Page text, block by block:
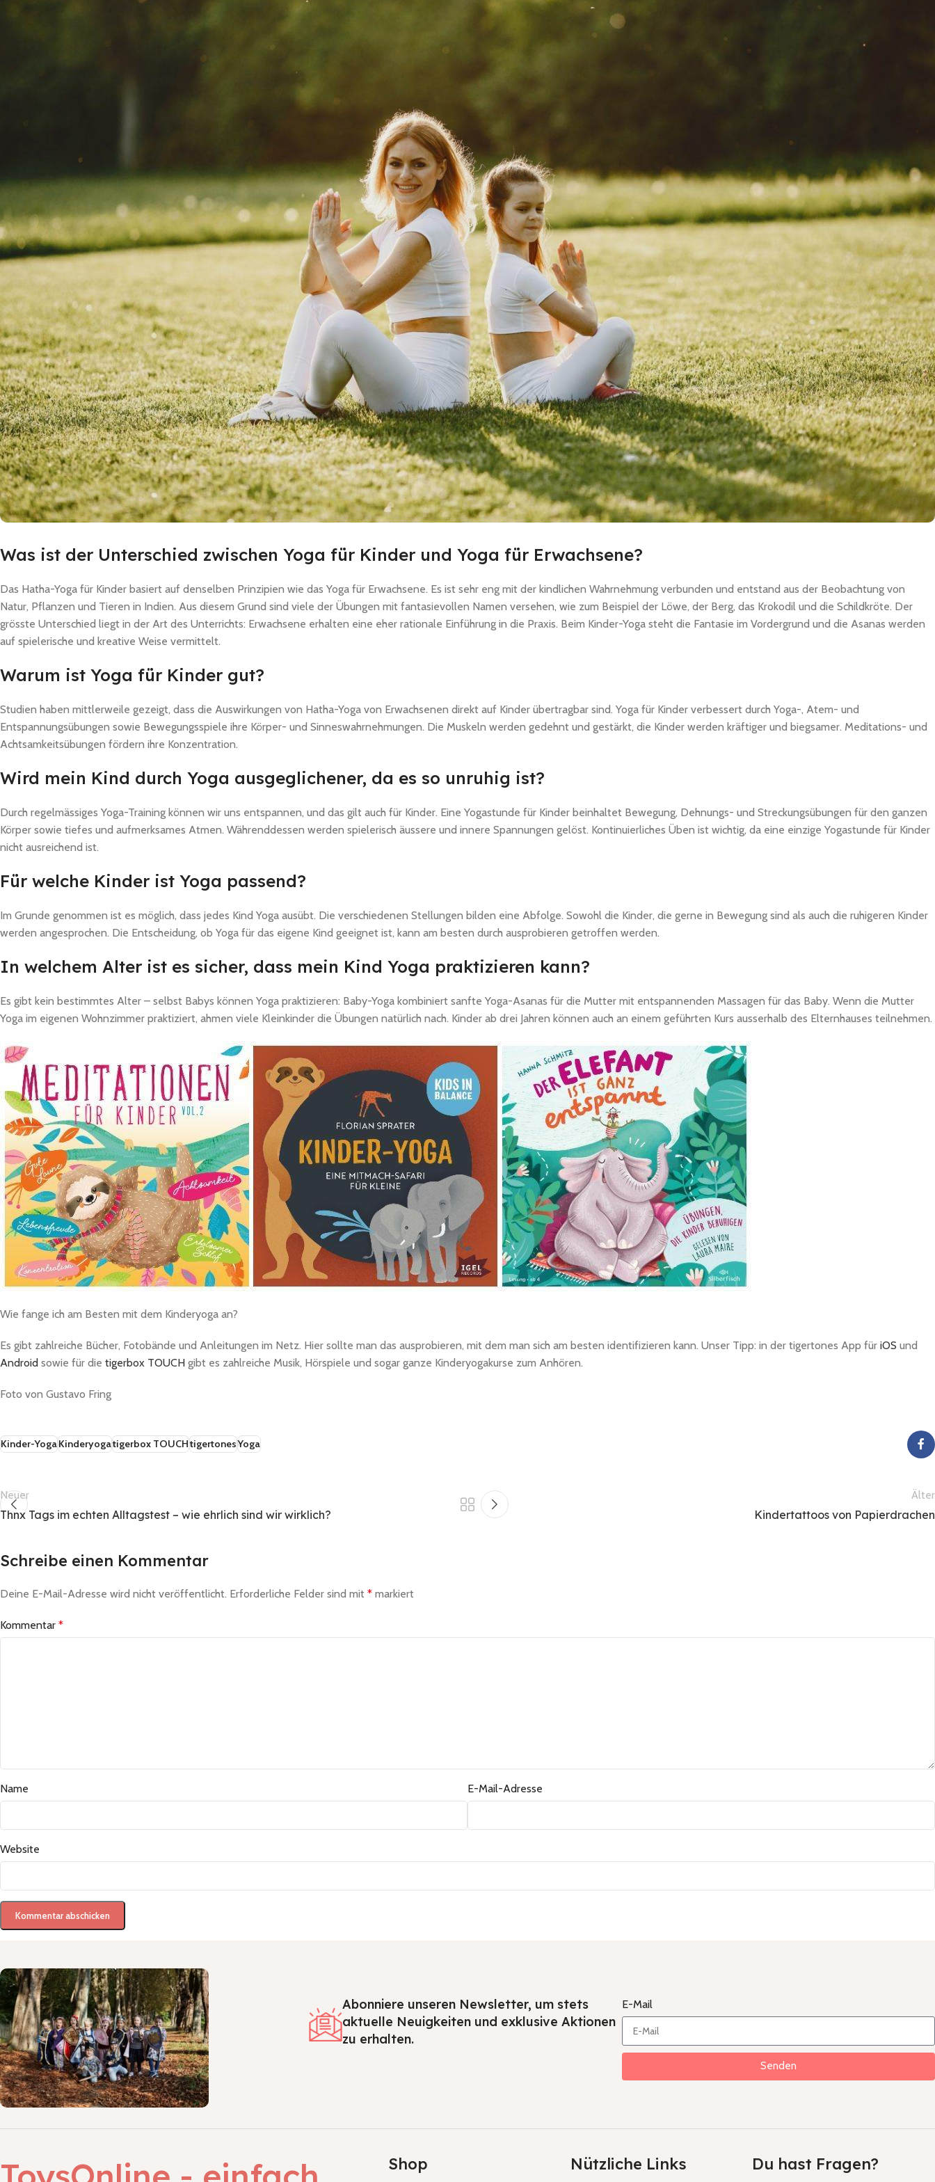
Was ist der Unterschied zwischen Yoga für Kinder und Yoga für Erwachsene?
Das Hatha-Yoga für Kinder basiert auf denselben Prinzipien wie das Yoga für Erwachsene. Es ist sehr eng mit der kindlichen Wahrnehmung verbunden und entstand aus der Beobachtung von
Natur, Pflanzen und Tieren in Indien. Aus diesem Grund sind viele der Übungen mit fantasievollen Namen versehen, wie zum Beispiel der Löwe, der Berg, das Krokodil und die Schildkröte. Der
grösste Unterschied liegt in der Art des Unterrichts: Erwachsene erhalten eine eher rationale Einführung in die Praxis. Beim Kinder-Yoga steht die Fantasie im Vordergrund und die Asanas werden
auf spielerische und kreative Weise vermittelt.
Warum ist Yoga für Kinder gut?
Studien haben mittlerweile gezeigt, dass die Auswirkungen von Hatha-Yoga von Erwachsenen direkt auf Kinder übertragbar sind. Yoga für Kinder verbessert durch Yoga-, Atem- und
Entspannungsübungen sowie Bewegungsspiele ihre Körper- und Sinneswahrnehmungen. Die Muskeln werden gedehnt und gestärkt, die Kinder werden kräftiger und biegsamer. Meditations- und
Achtsamkeitsübungen fördern ihre Konzentration.
Wird mein Kind durch Yoga ausgeglichener, da es so unruhig ist?
Durch regelmässiges Yoga-Training können wir uns entspannen, und das gilt auch für Kinder. Eine Yogastunde für Kinder beinhaltet Bewegung, Dehnungs- und Streckungsübungen für den ganzen
Körper sowie tiefes und aufmerksames Atmen. Währenddessen werden spielerisch äussere und innere Spannungen gelöst. Kontinuierliches Üben ist wichtig, da eine einzige Yogastunde für Kinder
nicht ausreichend ist.
Für welche Kinder ist Yoga passend?
Im Grunde genommen ist es möglich, dass jedes Kind Yoga ausübt. Die verschiedenen Stellungen bilden eine Abfolge. Sowohl die Kinder, die gerne in Bewegung sind als auch die ruhigeren Kinder
werden angesprochen. Die Entscheidung, ob Yoga für das eigene Kind geeignet ist, kann am besten durch ausprobieren getroffen werden.
In welchem Alter ist es sicher, dass mein Kind Yoga praktizieren kann?
Es gibt kein bestimmtes Alter – selbst Babys können Yoga praktizieren: Baby-Yoga kombiniert sanfte Yoga-Asanas für die Mutter mit entspannenden Massagen für das Baby. Wenn die Mutter
Yoga im eigenen Wohnzimmer praktiziert, ahmen viele Kleinkinder die Übungen natürlich nach. Kinder ab drei Jahren können auch an einem geführten Kurs ausserhalb des Elternhauses teilnehmen.
Wie fange ich am Besten mit dem Kinderyoga an?
Es gibt zahlreiche Bücher, Fotobände und Anleitungen im Netz. Hier sollte man das ausprobieren, mit dem man sich am besten identifizieren kann. Unser Tipp: in der tigertones App für iOS und
Android sowie für die tigerbox TOUCH gibt es zahlreiche Musik, Hörspiele und sogar ganze Kinderyogakurse zum Anhören.
Foto von Gustavo Fring
Kinder-YogaKinderyogatigerbox TOUCHtigertonesYoga
Neuer
Thnx Tags im echten Alltagstest – wie ehrlich sind wir wirklich?
Älter
Kindertattoos von Papierdrachen
Schreibe einen Kommentar
Deine E-Mail-Adresse wird nicht veröffentlicht. Erforderliche Felder sind mit * markiert
Kommentar *
Name E-Mail-Adresse
Website
Abonniere unseren Newsletter, um stets
aktuelle Neuigkeiten und exklusive Aktionen
zu erhalten.
E-Mail
Senden
Shop Nützliche Links Du hast Fragen?